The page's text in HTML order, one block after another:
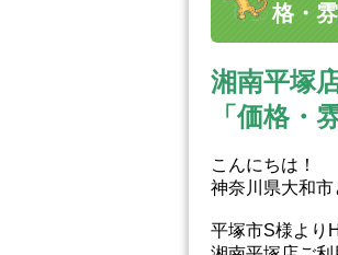
格・
湘南平塚
「価格・
こんにちは！
神奈川県大和
平塚市S様より